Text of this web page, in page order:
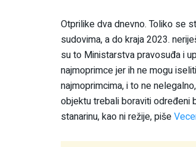
Otprilike dva dnevno. Toliko se
sudovima, a do kraja 2023.
su to Ministarstva pravosuđa i
najmoprimce jer ih ne mogu
najmoprimcima, i to ne
objektu trebali boraviti određeni
stanarinu, kao ni režije, piše